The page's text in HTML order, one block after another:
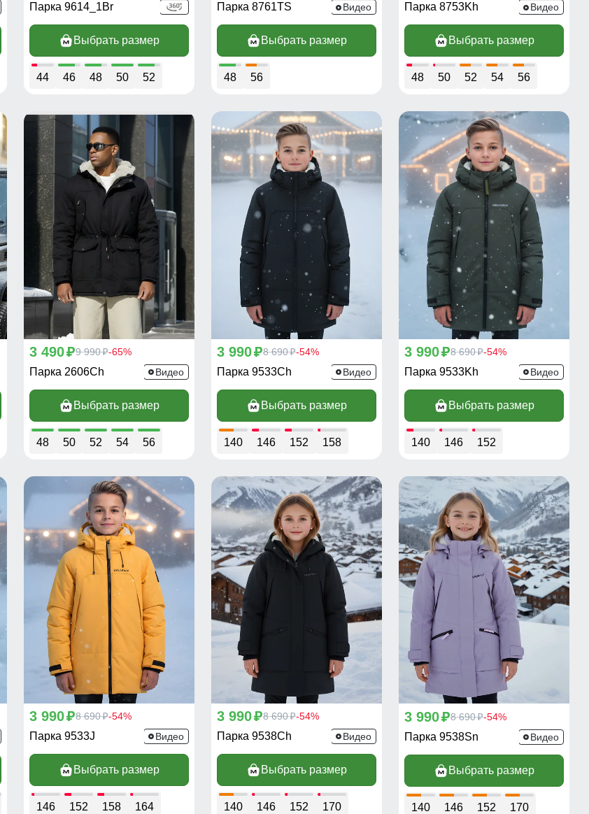
Парка 9614_1Br
Выбрать размер
44 46 48 50 52
Парка 8761TS Видео
Выбрать размер
48 56
Парка 8753Kh Видео
Выбрать размер
48 50 52 54 56
3 490p9 990p-65%
Парка 2606Ch Видео
Выбрать размер
48 50 52 54 56
3 990p8 690p-54%
Парка 9533Ch Видео
Выбрать размер
140 146 152 158
3 990p8 690p-54%
Парка 9533Kh Видео
Выбрать размер
140 146 152
3 990p8 690p-54%
Парка 9533J Видео
Выбрать размер
146 152 158 164
3 990p8 690p-54%
Парка 9538Ch Видео
Выбрать размер
140 146 152 170
3 990p8 690p-54%
Парка 9538Sn Видео
Выбрать размер
140 146 152 170